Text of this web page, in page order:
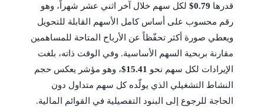
قدرها $0.79لكل سهم خلال آخر اثني عشر شهراً، وهو
رقم محسوب على أساس كامل الأسهم القابلة للتحويل
ويعطي صورة أكثر تحفّظاً عن الأرباح المتاحة للمساهمين
مقارنة بربحية السهم الأساسية. وفي الوقت ذاته، بلغت
الإيرادات لكل سهم نحو $15.41، وهو مؤشر يعكس حجم
النشاط التشغيلي الذي يولّده كل سهم متداول دون
الحاجة للرجوع إلى البنود التفصيلية في القوائم المالية.